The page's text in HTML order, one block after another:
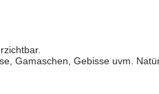
Gamaschen, Gebisse uvm.